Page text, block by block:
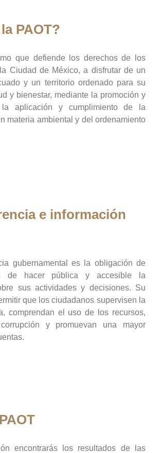
PAOT?
que defiende los derechos de los
Ciudad de México, a disfrutar de un
y un territorio ordenado para su
y bienestar, mediante la promoción y
aplicación y cumplimiento de la
materia ambiental y del ordenamiento
e información
gubernamental es la obligación de
de hacer pública y accesible la
sus actividades y decisiones. Su
que los ciudadanos supervisen la
comprendan el uso de los recursos,
y promuevan una mayor
encontrarás los resultados de las